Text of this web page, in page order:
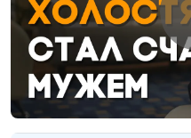
Несостоявшаяся
авария на зимней
дороге
Нас спасли, не требуя
благодарности